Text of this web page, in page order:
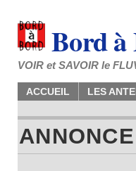
Bord
VOIR et SAVOIR le
ACCUEIL LES
ANNONCE